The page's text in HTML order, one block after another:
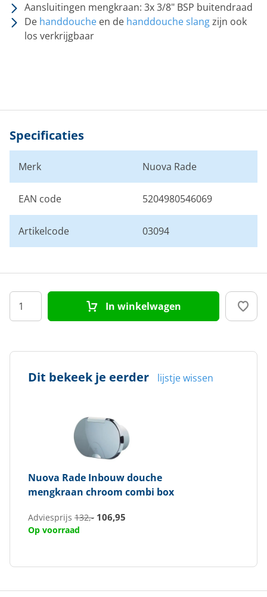
Aansluitingen mengkraan: 3x 3/8" BSP buitendraad
De handdouche en de handdouche slangzijn ook
los verkrijgbaar
Specificaties
Merk Nuova Rade
EAN code 5204980546069
Artikelcode 03094
In winkelwagen
Dit bekeek je eerder lijstje wissen
Nuova Rade Inbouw douche
mengkraan chroom combi box
Adviesprijs 132,- 106,95
Op voorraad